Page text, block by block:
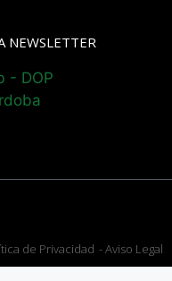
NEWSLETTER
de Privacidad - Aviso Legal